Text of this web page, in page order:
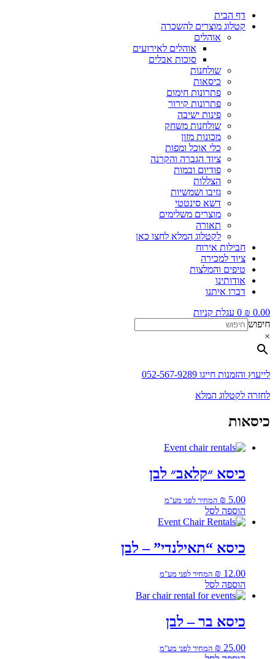
דף הבית
קטלוג מוצרים להשכרה
אוהלים
אוהלים לאירועים
סוכות אבלים
שולחנות
כיסאות
פתרונות חימום
פתרונות קירור
פינות ישיבה
שולחנות משחק
מכונות מזון
כלי אוכל ומפות
ציוד הגברה והקרנה
פודיום ובמות
הצללות
גזיבו ושמשיות
דשא סינטטי
מוצרים משלימים
תאורה
לקטלוג המלא לחצו כאן
חבילות אירוח
ציוד למכירה
טיפים והמלצות
אודותינו
דברו איתנו
₪ 0.00
0 עגלת קניות
חיפוש
×
לייעוץ והזמנות חייגו 052-567-9289
לחזרה לקטלוג המלא
כיסאות
כיסא ״קלאב״ לבן
₪ 5.00 המחיר לפני מע"מ
הוספה לסל
כיסא “תאילנדי” – לבן
₪ 12.00 המחיר לפני מע"מ
הוספה לסל
כיסא בר – לבן
₪ 25.00 המחיר לפני מע"מ